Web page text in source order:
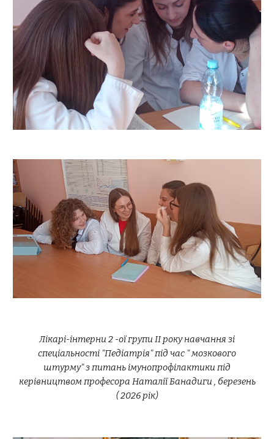
Лікарі-інтерни 2 -ої групи ІІ року навчання зі
спеціальності "Педіатрія" під час " мозкового
штурму" з питань імунопрофілактики під
керівництвом професора Наталії Банадиги , березень
( 2026 рік)